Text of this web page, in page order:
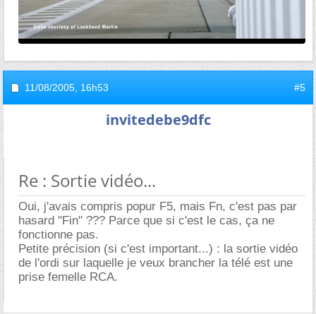
11/08/2005, 16h53 #5
invitedebe9dfc
Re : Sortie vidéo...
Oui, j'avais compris popur F5, mais Fn, c'est pas par
hasard "Fin" ??? Parce que si c'est le cas, ça ne
fonctionne pas.
Petite précision (si c'est important...) : la sortie vidéo
de l'ordi sur laquelle je veux brancher la télé est une
prise femelle RCA.